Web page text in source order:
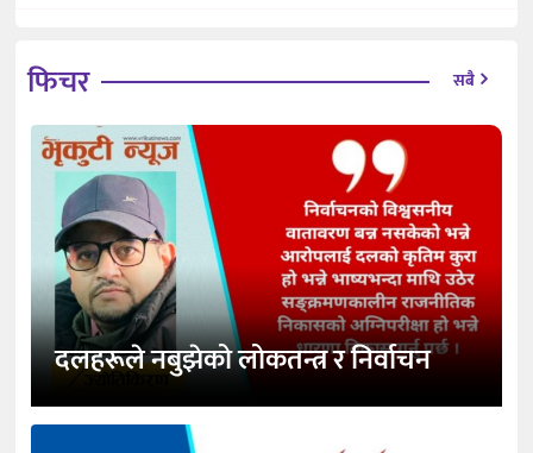
फिचर सबै
दलहरूले नबुझेको लोकतन्त्र र निर्वाचन